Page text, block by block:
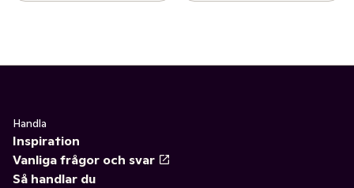
Handla
Inspiration
Vanliga frågor och svar
Så handlar du